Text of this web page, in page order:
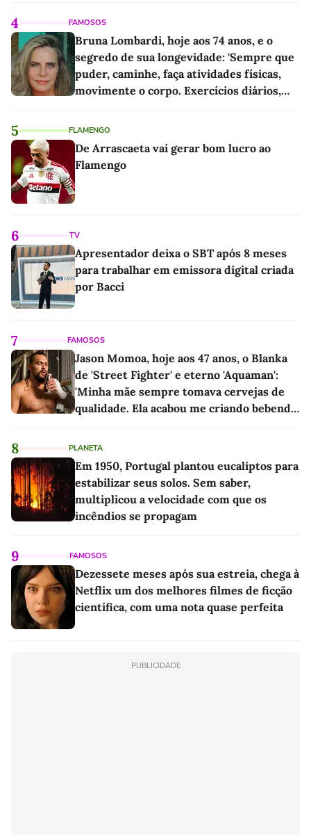
4 FAMOSOS
Bruna Lombardi, hoje aos 74 anos, e o
segredo de sua longevidade: 'Sempre que
puder, caminhe, faça atividades físicas,
movimente o corpo. Exercícios diários,
5 FLAMENGO
De Arrascaeta vai gerar bom lucro ao
Flamengo
6 TV
Apresentador deixa o SBT após 8 meses
para trabalhar em emissora digital criada
por Bacci
7 FAMOSOS
Jason Momoa, hoje aos 47 anos, o Blanka
de 'Street Fighter' e eterno 'Aquaman':
'Minha mãe sempre tomava cervejas de
qualidade. Ela acabou me criando bebendo
8 PLANETA
Em 1950, Portugal plantou eucaliptos para
estabilizar seus solos. Sem saber,
multiplicou a velocidade com que os
incêndios se propagam
9 FAMOSOS
Dezessete meses após sua estreia, chega à
Netflix um dos melhores filmes de ficção
científica, com uma nota quase perfeita
PUBLICIDADE